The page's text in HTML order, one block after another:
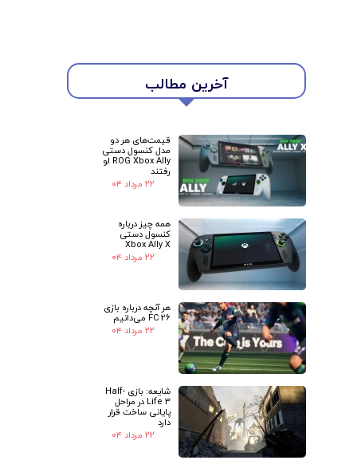
آخرین مطالب
قیمت‌های هر دو
مدل کنسول دستی
ROG Xbox Ally لو
رفتند
۲۲ مرداد ۰۴
همه چیز درباره
کنسول دستی
Xbox Ally X
۲۲ مرداد ۰۴
هر آنچه درباره بازی
FC 26 می‌دانیم
۲۲ مرداد ۰۴
شایعه: بازی Half-
Life 3 در مراحل
پایانی ساخت قرار
دارد
۲۲ مرداد ۰۴